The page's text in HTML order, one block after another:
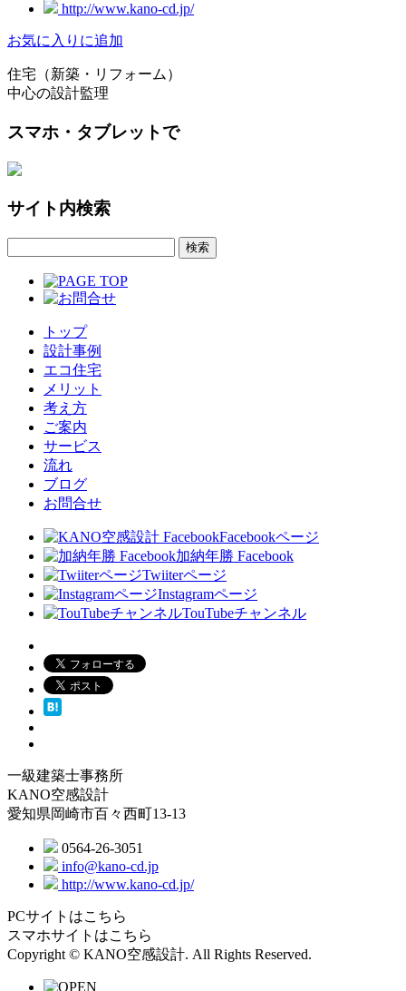
http://www.kano-cd.jp/
お気に入りに追加
住宅（新築・リフォーム）
中心の設計監理
スマホ・タブレットで
サイト内検索
トップ
設計事例
エコ住宅
メリット
考え方
ご案内
サービス
流れ
ブログ
お問合せ
Facebookページ
加納年勝 Facebook
Twiiterページ
Instagramページ
TouTubeチャンネル
一級建築士事務所
KANO空感設計
愛知県岡崎市百々西町13-13
0564-26-3051
info@kano-cd.jp
http://www.kano-cd.jp/
PCサイトはこちら
スマホサイトはこちら
Copyright © KANO空感設計. All Rights Reserved.